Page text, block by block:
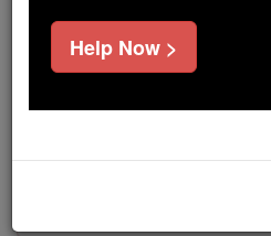
tools serving over
families worldwide. Our
and keep Catholic education
Help Now >